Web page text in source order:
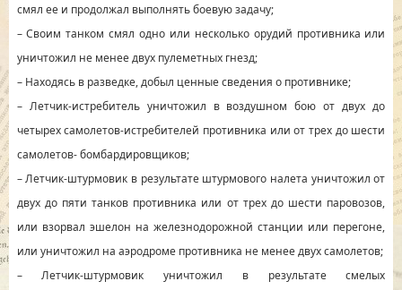
смял ее и продолжал выполнять боевую задачу;
– Своим танком смял одно или несколько орудий противника или
уничтожил не менее двух пулеметных гнезд;
– Находясь в разведке, добыл ценные сведения о противнике;
– Летчик-истребитель уничтожил в воздушном бою от двух до
четырех самолетов-истребителей противника или от трех до шести
самолетов- бомбардировщиков;
– Летчик-штурмовик в результате штурмового налета уничтожил от
двух до пяти танков противника или от трех до шести паровозов,
или взорвал эшелон на железнодорожной станции или перегоне,
или уничтожил на аэродроме противника не менее двух самолетов;
– Летчик-штурмовик уничтожил в результате смелых